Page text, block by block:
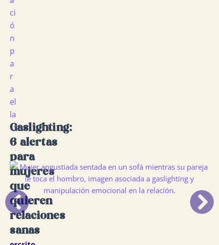
ci
ó
n
p
a
r
a
el
la
Gaslighting:
6 alertas
para
mujeres
que
quieren
relaciones
sanas
Ant